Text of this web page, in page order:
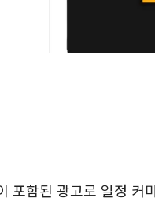
포함된 광고로 일정 커